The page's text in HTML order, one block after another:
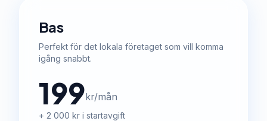
Bas
Perfekt för det lokala företaget som vill komma
igång snabbt.
199kr/mån
+ 2 000 kr i startavgift